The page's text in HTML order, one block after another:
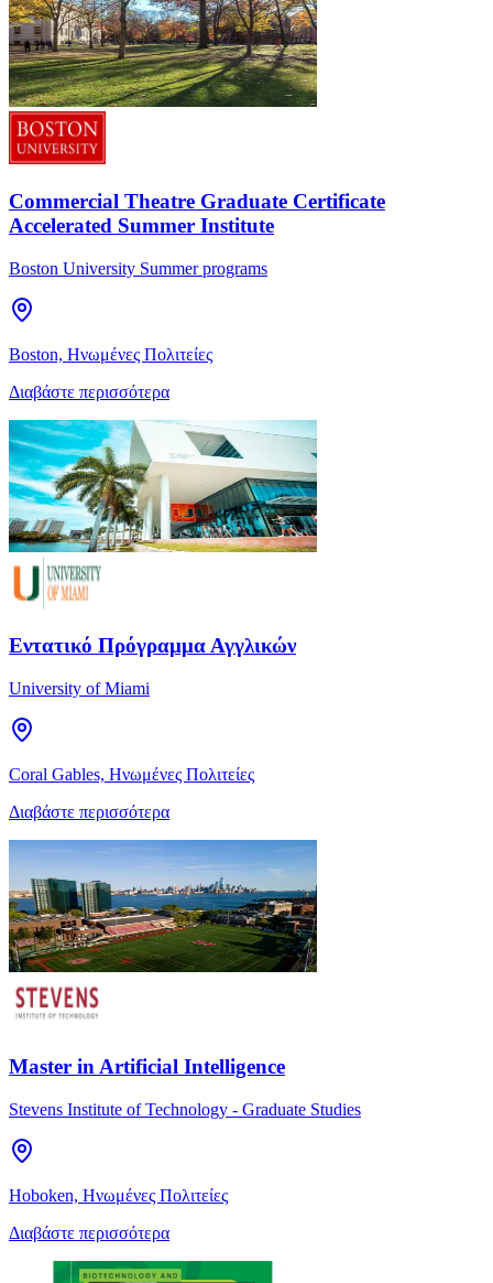
Commercial Theatre Graduate Certificate
Accelerated Summer Institute
Boston University Summer programs
Boston, Ηνωμένες Πολιτείες
Διαβάστε περισσότερα
Εντατικό Πρόγραμμα Αγγλικών
University of Miami
Coral Gables, Ηνωμένες Πολιτείες
Διαβάστε περισσότερα
Master in Artificial Intelligence
Stevens Institute of Technology - Graduate Studies
Hoboken, Ηνωμένες Πολιτείες
Διαβάστε περισσότερα